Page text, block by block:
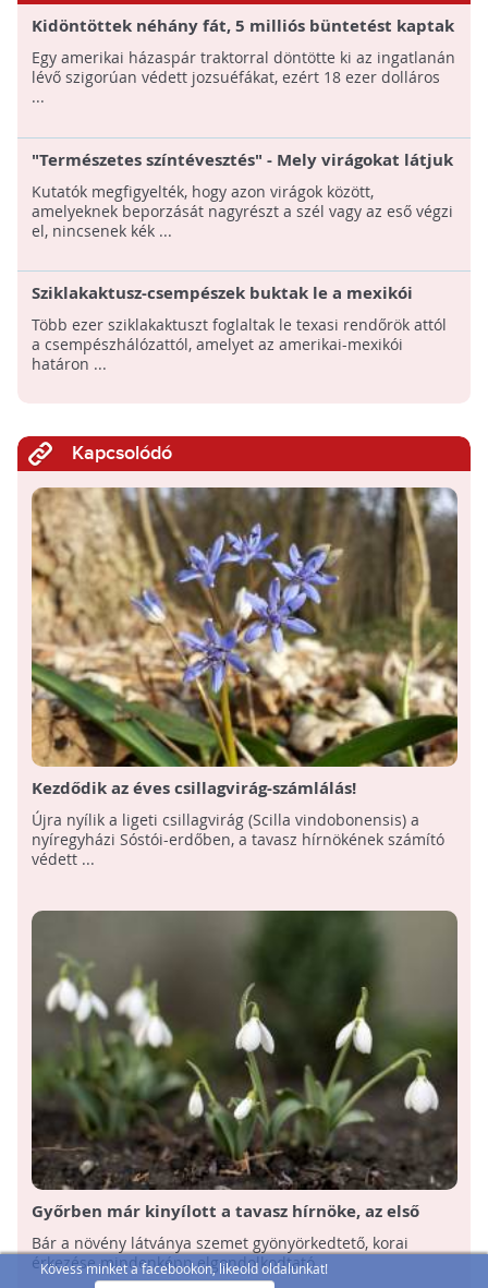
Kövess minket a facebookon, likeold oldalunkat!
Kidöntöttek néhány fát, 5 milliós büntetést kaptak
Egy amerikai házaspár traktorral döntötte ki az ingatlanán
lévő szigorúan védett jozsuéfákat, ezért 18 ezer dolláros
...
"Természetes színtévesztés" - Mely virágokat látjuk
kéknek?
Kutatók megfigyelték, hogy azon virágok között,
amelyeknek beporzását nagyrészt a szél vagy az eső végzi
el, nincsenek kék ...
Sziklakaktusz-csempészek buktak le a mexikói
határon
Több ezer sziklakaktuszt foglaltak le texasi rendőrök attól
a csempészhálózattól, amelyet az amerikai-mexikói
határon ...
Kapcsolódó
Kezdődik az éves csillagvirág-számlálás!
Újra nyílik a ligeti csillagvirág (Scilla vindobonensis) a
nyíregyházi Sóstói-erdőben, a tavasz hírnökének számító
védett ...
Győrben már kinyílott a tavasz hírnöke, az első
hóvirág!
Bár a növény látványa szemet gyönyörkedtető, korai
érkezése mindenképp elgondolkodtató.